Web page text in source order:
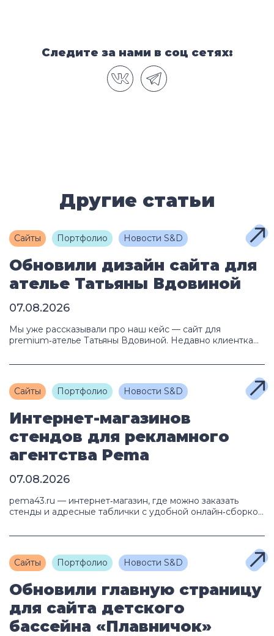
Следите за нами в соц сетях:
Другие статьи
Сайты Портфолио Новости S&D
Обновили дизайн сайта для
ателье Татьяны Вдовиной
07.08.2026
Мы уже рассказывали про наш кейс — сайт для
premium‑ателье Татьяны Вдовиной. Недавно клиентка
слегка скорректировать структуру ресурса. Её цель была
современным, выразительным и удобным, чтобы он
лучше отражал премиальный характер ателье и помогал
Сайты Портфолио Новости S&D
Интернет-магазинов
стендов для рекламного
агентства Pema
07.08.2026
pema43.ru — интернет‑магазин, где можно заказать
стенды и адресные таблички с удобной онлайн‑сборкой
агентства «Рема», чтобы сделать выбор и заказ
особенность проекта: конструкторы для клиентов Летом
наша команда завершила работу над
Прежде всего, стоит выделить два удобных […]
Сайты Портфолио Новости S&D
Обновили главную страницу
для сайта детского
бассейна «Плавничок»